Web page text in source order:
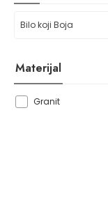
Bilo koji Boja
Materijal
Granit